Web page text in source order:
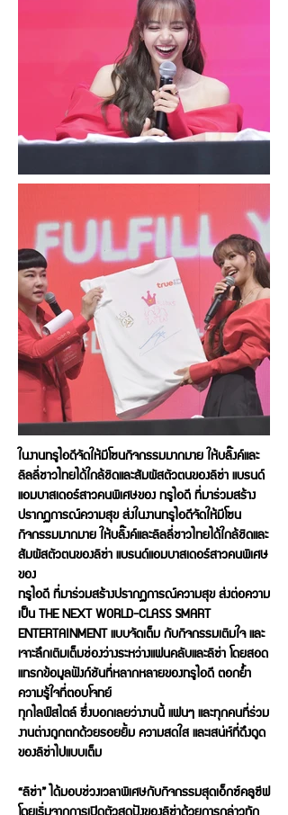
ในงานทรูไอดีจัดให้มีโซนกิจกรรมมากมาย ให้บลิ๊งค์และ
ลิลลี่ชาวไทยได้ใกล้ชิดและสัมผัสตัวตนของลิซ่า แบรนด์
แอมบาสเดอร์สาวคนพิเศษของ ทรูไอดี ที่มาร่วมสร้าง
ปรากฏการณ์ความสุข ส่งในงานทรูไอดีจัดให้มีโซน
กิจกรรมมากมาย ให้บลิ๊งค์และลิลลี่ชาวไทยได้ใกล้ชิดและ
สัมผัสตัวตนของลิซ่า แบรนด์แอมบาสเดอร์สาวคนพิเศษ
ของ
ทรูไอดี ที่มาร่วมสร้างปรากฏการณ์ความสุข ส่งต่อความ
เป็น THE NEXT WORLD-CLASS SMART
ENTERTAINMENT แบบจัดเต็ม กับกิจกรรมเติมใจ และ
เจาะลึกเติมเต็มช่องว่างระหว่างแฟนคลับและลิซ่า โดยสอด
แทรกข้อมูลฟังก์ชันที่หลากหลายของทรูไอดี ตอกย้ำ
ความรู้ใจที่ตอบโจทย์
ทุกไลฟ์สไตล์ ซึ่งบอกเลยว่างานนี้ แฟนๆ และทุกคนที่ร่วม
งานต่างถูกตกด้วยรอยยิ้ม ความสดใส และเสน่ห์ที่ดึงดูด
ของลิซ่าไปแบบเต็ม
“ลิซ่า” ได้มอบช่วงเวลาพิเศษกับกิจกรรมสุดเอ็กซ์คลูซีฟ